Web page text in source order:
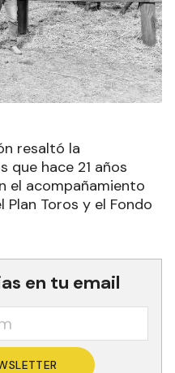
resaltó la
que hace 21 años
el acompañamiento
Plan Toros y el Fondo
en tu email